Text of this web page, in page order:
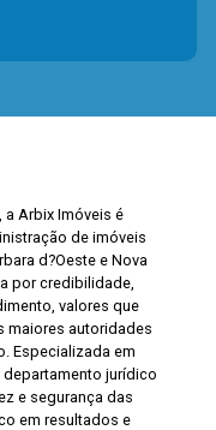
Arbix Imóveis é
de imóveis
d?Oeste e Nova
por credibilidade,
valores que
maiores autoridades
Especializada em
jurídico
e segurança das
em resultados e